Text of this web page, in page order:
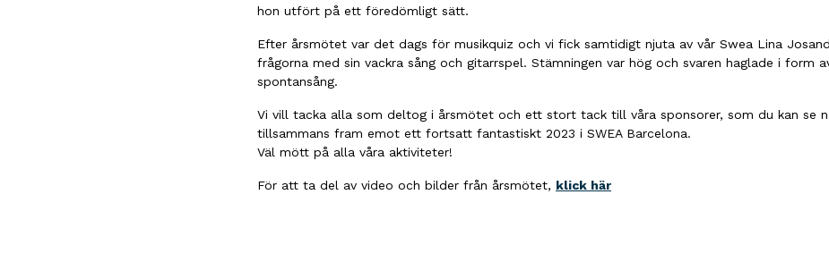
hon utfört på ett föredömligt sätt.
Efter årsmötet var det dags för musikquiz och vi fick samtidigt njuta av vår Swea Lina
frågorna med sin vackra sång och gitarrspel. Stämningen var hög och svaren haglade i form
spontansång.
Vi vill tacka alla som deltog i årsmötet och ett stort tack till våra sponsorer, som du kan se
tillsammans fram emot ett fortsatt fantastiskt 2023 i SWEA Barcelona.
Väl mött på alla våra aktiviteter!
För att ta del av video och bilder från årsmötet, klick här